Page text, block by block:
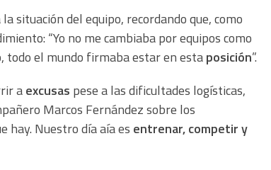
situación del equipo, recordando que, como
“Yo no me cambiaba por equipos como
todo el mundo firmaba estar en estaposición”.
aexcusas pese a las dificultades logísticas,
Marcos Fernández sobre los
hay. Nuestro día aía es entrenar, competir y